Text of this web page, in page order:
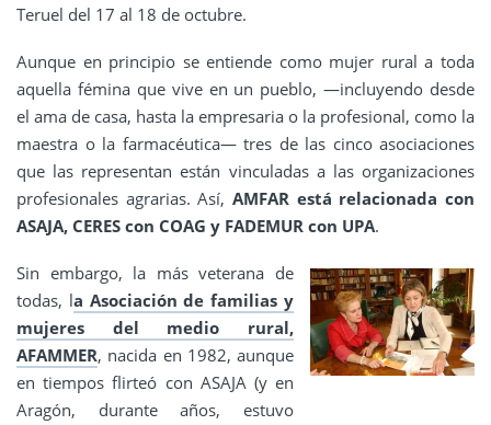
Teruel del 17 al 18 de octubre.
Aunque en principio se entiende como mujer rural a toda
aquella fémina que vive en un pueblo, —incluyendo desde
el ama de casa, hasta la empresaria o la profesional, como la
maestra o la farmacéutica— tres de las cinco asociaciones
que las representan están vinculadas a las organizaciones
profesionales agrarias. Así, AMFAR está relacionada con
ASAJA, CERES con COAG y FADEMUR con UPA.
Sin embargo, la más veterana de
todas, la Asociación de familias y
mujeres del medio rural,
AFAMMER, nacida en 1982, aunque
en tiempos flirteó con ASAJA (y en
Aragón, durante años, estuvo